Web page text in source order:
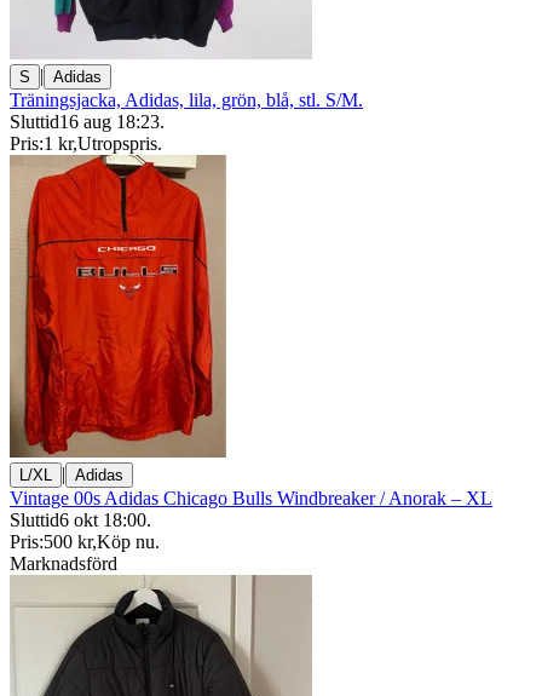
S | Adidas
Träningsjacka, Adidas, lila, grön, blå, stl. S/M.
Sluttid16 aug 18:23.
Pris:1 kr,Utropspris.
L/XL | Adidas
Vintage 00s Adidas Chicago Bulls Windbreaker / Anorak – XL
Sluttid6 okt 18:00.
Pris:500 kr,Köp nu.
Marknadsförd